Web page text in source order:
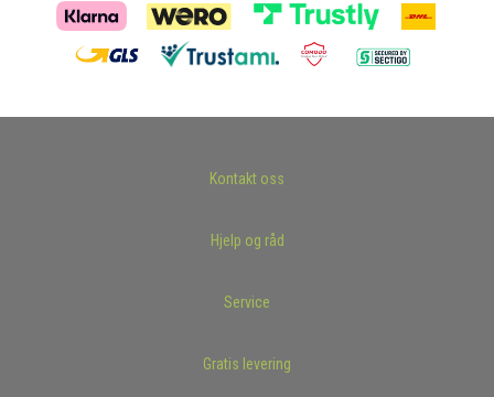
Kontakt oss
Hjelp og råd
Service
Gratis levering